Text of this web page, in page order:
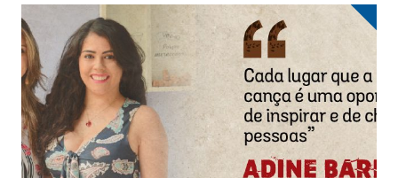
#MulheresNoComando:
as
arquitetas
que
encontraram
no
empreendedorismo
uma
forma
de
emocionar
as
pessoas